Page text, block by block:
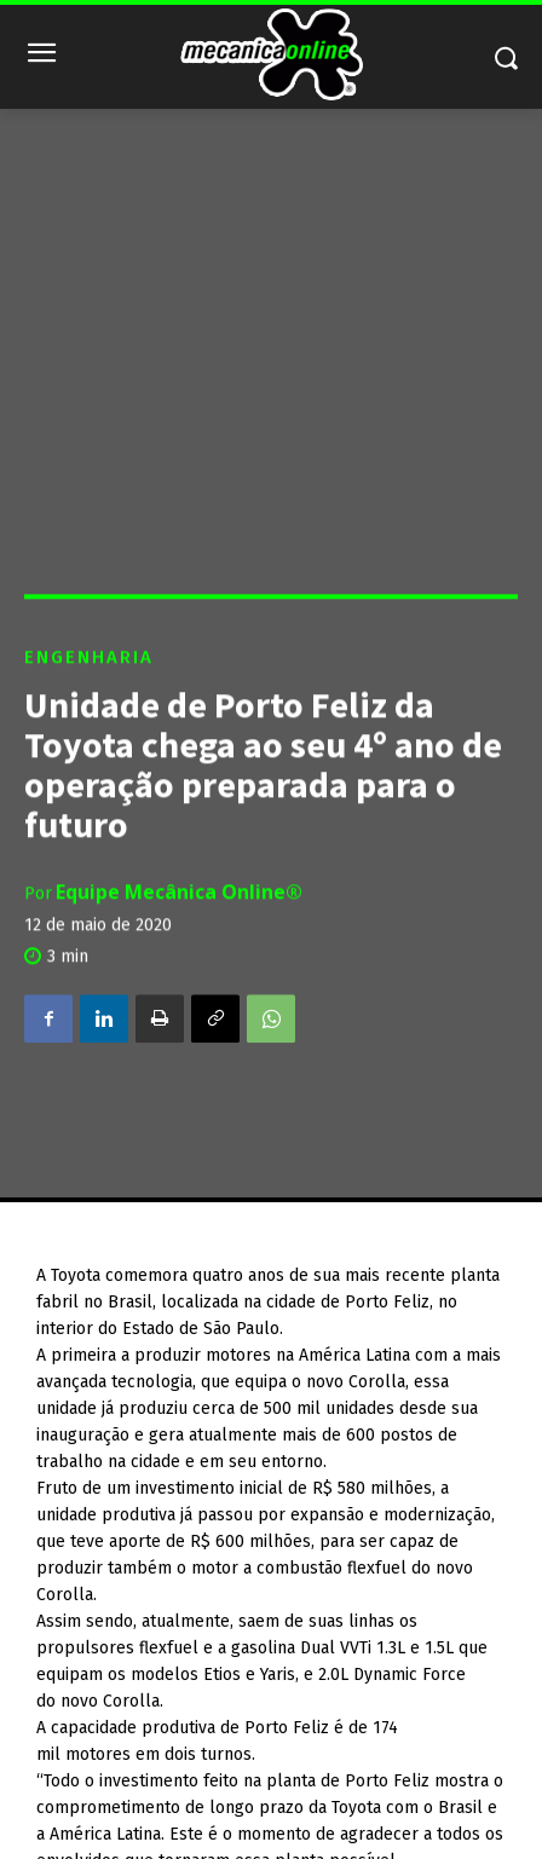
ENGENHARIA
Unidade de Porto Feliz da
Toyota chega ao seu 4º ano de
operação preparada para o
futuro
Por Equipe Mecânica Online®
12 de maio de 2020
3 min
A Toyota comemora quatro anos de sua mais recente planta
fabril no Brasil, localizada na cidade de Porto Feliz, no
interior do Estado de São Paulo.
A primeira a produzir motores na América Latina com a mais
avançada tecnologia, que equipa o novo Corolla, essa
unidade já produziu cerca de 500 mil unidades desde sua
inauguração e gera atualmente mais de 600 postos de
trabalho na cidade e em seu entorno.
Fruto de um investimento inicial de R$ 580 milhões, a
unidade produtiva já passou por expansão e modernização,
que teve aporte de R$ 600 milhões, para ser capaz de
produzir também o motor a combustão flexfuel do novo
Corolla.
Assim sendo, atualmente, saem de suas linhas os
propulsores flexfuel e a gasolina Dual VVTi 1.3L e 1.5L que
equipam os modelos Etios e Yaris, e 2.0L Dynamic Force
do novo Corolla.
A capacidade produtiva de Porto Feliz é de 174
mil motores em dois turnos.
“Todo o investimento feito na planta de Porto Feliz mostra o
comprometimento de longo prazo da Toyota com o Brasil e
a América Latina. Este é o momento de agradecer a todos os